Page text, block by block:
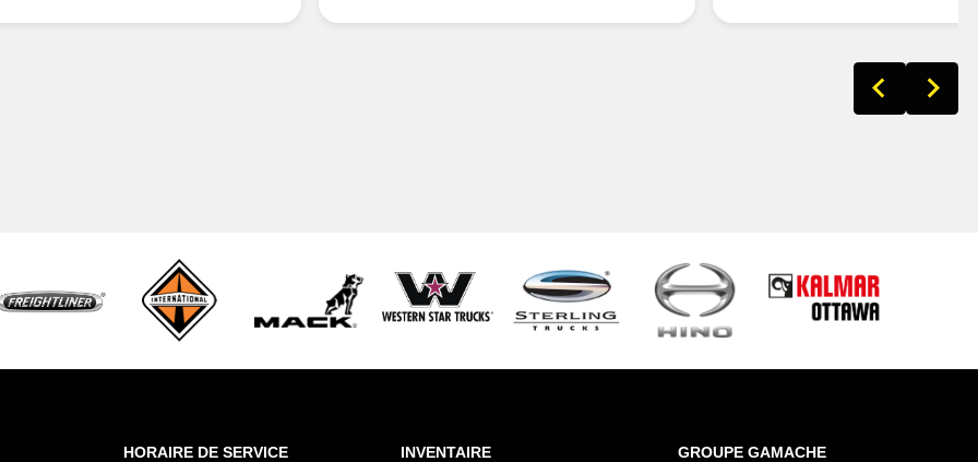
HORAIRE DE SERVICE INVENTAIRE GROUPE GAMACHE